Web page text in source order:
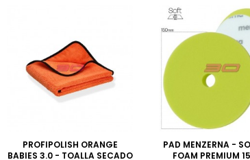
PROFIPOLISH ORANGE
BABIES 3.0 - TOALLA SECADO
PAD MENZERNA -
FOAM PREMIUM